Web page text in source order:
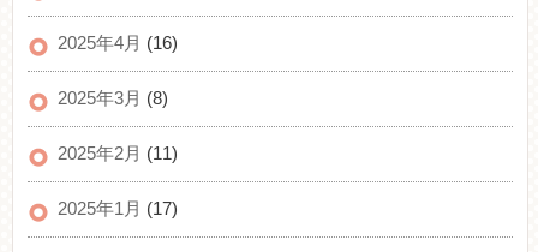
2025年4月 (16)
2025年3月 (8)
2025年2月 (11)
2025年1月 (17)